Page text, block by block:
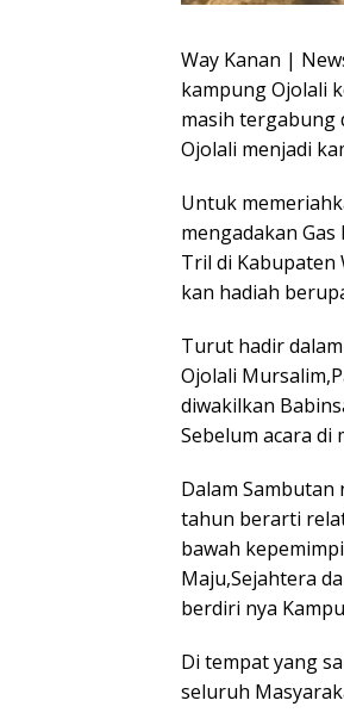
Way Kanan |
kampung Ojolali
masih tergabung
Ojolali menjadi
Untuk
mengadakan
Tril di Kabupaten
kan hadiah
Turut hadir
Ojolali
diwakilkan
Sebelum acara di
Dalam Sambutan
tahun berarti
bawah
Maju,Sejahtera
berdiri nya
Di tempat yang
seluruh